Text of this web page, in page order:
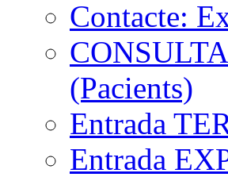
Contacte:
(Pacients)
Entrada
Entrada